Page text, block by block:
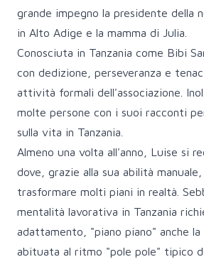
grande impegno la presidente della
in Alto Adige e la mamma di Julia.
Conosciuta in Tanzania come Bibi
con dedizione, perseveranza e
attività formali dell'associazione.
molte persone con i suoi racconti
sulla vita in Tanzania.
Almeno una volta all'anno, Luise si
dove, grazie alla sua abilità
trasformare molti piani in realtà.
mentalità lavorativa in Tanzania
adattamento, "piano piano" anche
abituata al ritmo "pole pole" tipico